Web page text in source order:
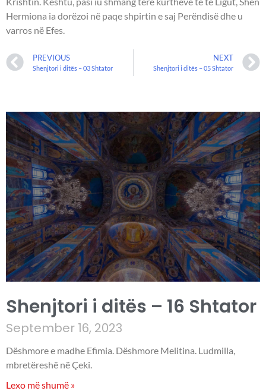
Hermiona ia dorëzoi në paqe shpirtin e saj Perëndisë dhe u
varros në Efes.
PREVIOUS
Shenjtori i ditës – 03 Shtator
NEXT
Shenjtori i ditës – 05 Shtator
Shenjtori i ditës – 16 Shtator
September 16, 2023
Dëshmore e madhe Efimia. Dëshmore Melitina. Ludmilla,
mbretëreshë në Çeki.
Lexo më shumë »